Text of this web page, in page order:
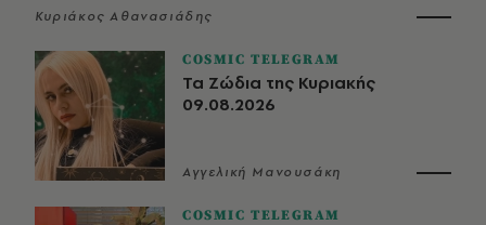
Κυριάκος Αθανασιάδης
COSMIC TELEGRAM
Τα Ζώδια της Κυριακής
09.08.2026
Αγγελική Μανουσάκη
COSMIC TELEGRAM